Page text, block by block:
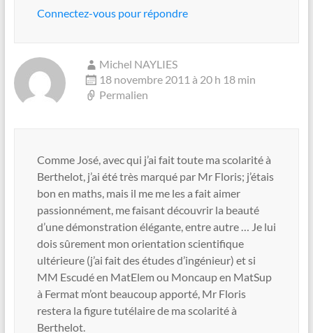
Connectez-vous pour répondre
Michel NAYLIES
18 novembre 2011 à 20 h 18 min
Permalien
Comme José, avec qui j’ai fait toute ma scolarité à
Berthelot, j’ai été très marqué par Mr Floris; j’étais
bon en maths, mais il me me les a fait aimer
passionnément, me faisant découvrir la beauté
d’une démonstration élégante, entre autre … Je lui
dois sûrement mon orientation scientifique
ultérieure (j’ai fait des études d’ingénieur) et si
MM Escudé en MatElem ou Moncaup en MatSup
à Fermat m’ont beaucoup apporté, Mr Floris
restera la figure tutélaire de ma scolarité à
Berthelot.